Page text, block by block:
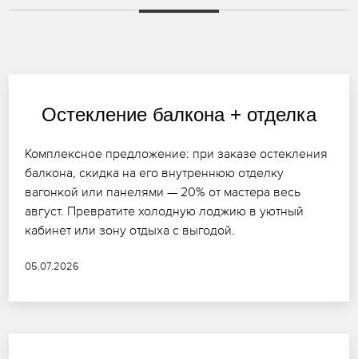
Остекление балкона + отделка
Комплексное предложение: при заказе остекления
балкона, скидка на его внутреннюю отделку
вагонкой или панелями — 20% от мастера весь
август. Превратите холодную лоджию в уютный
кабинет или зону отдыха с выгодой.
05.07.2026